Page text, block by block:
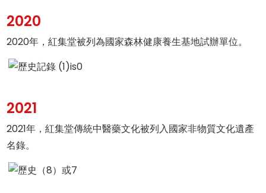
2020
2020年，紅集堂被列為國家森林健康養生基地試辦單位。
2021
2021年，紅集堂傳統中醫藥文化被列入國家非物質文化遺產
名錄。